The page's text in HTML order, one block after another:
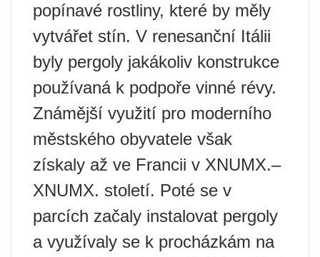
popínavé rostliny, které by měly
vytvářet stín. V renesanční Itálii
byly pergoly jakákoliv konstrukce
používaná k podpoře vinné révy.
Známější využití pro moderního
městského obyvatele však
získaly až ve Francii v XNUMX.–
XNUMX. století. Poté se v
parcích začaly instalovat pergoly
a využívaly se k procházkám na